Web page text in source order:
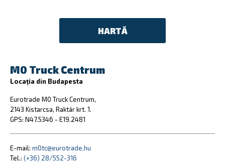
HARTĂ
M0 Truck Centrum
Locația din Budapesta
Eurotrade M0 Truck Centrum,
2143 Kistarcsa, Raktár krt. 1.
GPS: N47.5346 - E19.2481
E-mail: m0tc@eurotrade.hu
Tel.: (+36) 28/552-316